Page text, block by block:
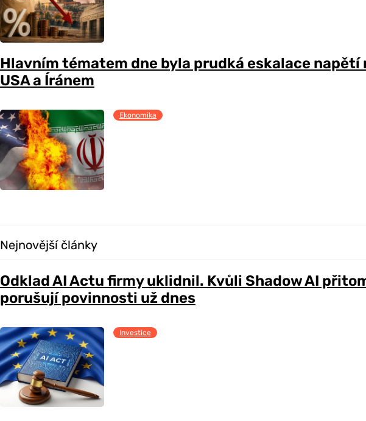
Hlavním tématem dne byla prudká eskalace napětí
USA a Íránem
Ekonomika
Nejnovější články
Odklad AI Actu firmy uklidnil. Kvůli Shadow AI
porušují povinnosti už dnes
Investice